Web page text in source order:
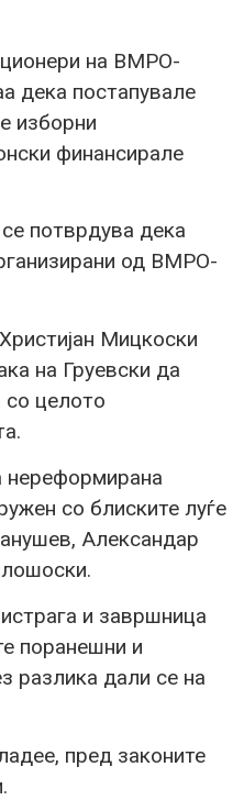
на ВМРО-
дека постапувале
изборни
финансирале
потврдува дека
од ВМРО-
Мицкоски
на Груевски да
со целото
со блиските луѓе
Александар
и завршница
поранешни и
разлика дали се на
пред законите